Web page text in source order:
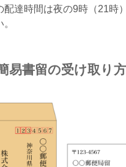
配達時間は夜の9時（21時
易書留の受け取り